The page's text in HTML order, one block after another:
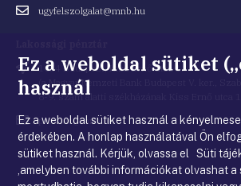
Emailugyfelszolgalat@mnb.hu
Cím 1054 Budapest, Kiss Ernő utca 1.
(a Magyar Nemzeti Bank Budapest V. ker.,
8-9. szám alatti székházának Kiss Ernő utca
Email
cím
penztar@mnb.hu
Ez a weboldal sütiket
használ
Ez a weboldal sütiket használ a
érdekében. A honlap használatával Ön
sütiket használ. Kérjük, olvassa el Süti
,amelyben további információkat olvashat a